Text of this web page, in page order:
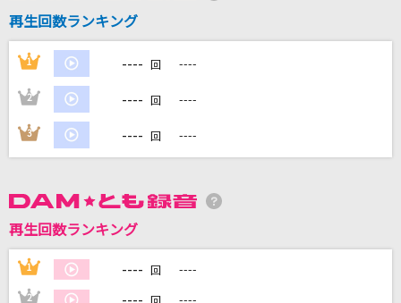
カラオケ最新情報をチェック！
DAMに会員登録・ログインして
再生回数ランキング
1 ---- 回 ----
2 ---- 回 ----
3 ---- 回 ----
再生回数ランキング
1 ---- 回 ----
2 ---- ----